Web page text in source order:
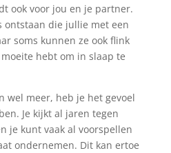
ook voor jou en je partner.
ontstaan die jullie met een
soms kunnen ze ook flink
hebt om in slaap te
wel meer, heb je het gevoel
Je kijkt al jaren tegen
je kunt vaak al voorspellen
ondernemen. Dit kan ertoe